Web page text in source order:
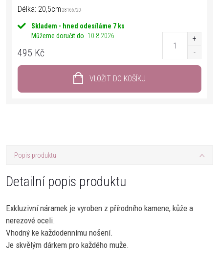
Délka: 20,5cm 28166/20-
Skladem - hned odesíláme 7 ks
Můžeme doručit do 10.8.2026
495 Kč
VLOŽIT DO KOŠÍKU
Popis produktu
Detailní popis produktu
Exkluzivní náramek je vyroben z přírodního kamene, kůže a
nerezové oceli.
Vhodný ke každodennímu nošení.
Je skvělým dárkem pro každého muže.